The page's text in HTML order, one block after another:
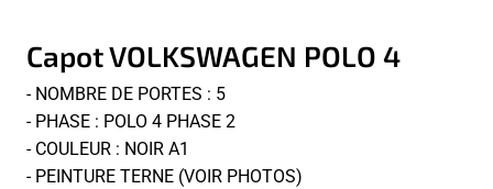
Capot VOLKSWAGEN POLO 4
- NOMBRE DE PORTES : 5
- PHASE : POLO 4 PHASE 2
- COULEUR : NOIR A1
- PEINTURE TERNE (VOIR PHOTOS)